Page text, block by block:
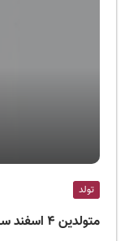
تولد
متولدین ۴ اسفند سینما ، تئاتر و موسیقی؛ شقایق دهقان